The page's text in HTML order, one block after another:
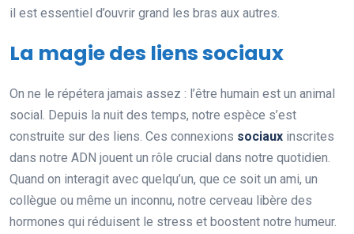
il est essentiel d’ouvrir grand les bras aux autres.
La magie des liens sociaux
On ne le répétera jamais assez : l’être humain est un animal
social. Depuis la nuit des temps, notre espèce s’est
construite sur des liens. Ces connexions sociaux inscrites
dans notre ADN jouent un rôle crucial dans notre quotidien.
Quand on interagit avec quelqu’un, que ce soit un ami, un
collègue ou même un inconnu, notre cerveau libère des
hormones qui réduisent le stress et boostent notre humeur.